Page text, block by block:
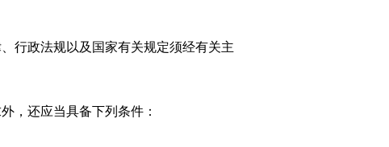
政法规以及国家有关规定须经有关主
还应当具备下列条件：